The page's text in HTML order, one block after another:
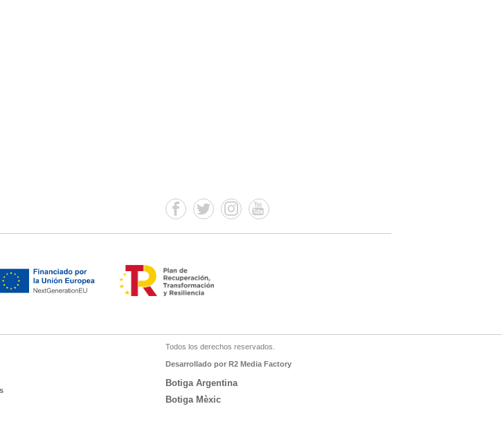
Todos los derechos reservados.
Desarrollado por R2 Media Factory
Botiga Argentina
Botiga Mèxic